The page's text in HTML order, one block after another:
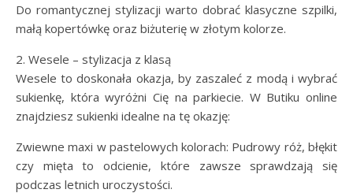
Do romantycznej stylizacji warto dobrać klasyczne szpilki,
małą kopertówkę oraz biżuterię w złotym kolorze.
2. Wesele – stylizacja z klasą
Wesele to doskonała okazja, by zaszaleć z modą i wybrać
sukienkę, która wyróżni Cię na parkiecie. W Butiku online
znajdziesz sukienki idealne na tę okazję:
Zwiewne maxi w pastelowych kolorach: Pudrowy róż, błękit
czy mięta to odcienie, które zawsze sprawdzają się
podczas letnich uroczystości.